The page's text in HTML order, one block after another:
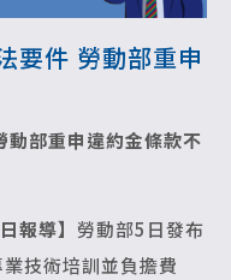
要件 勞動部重申
動部重申違約金條款不
報導】 勞動部5日發布
技術培訓並負擔費